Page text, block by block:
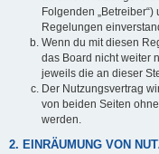
Folgenden
Regelungen
Wenn du mit diesen
das Board nicht weiter
jeweils die an dieser
Der Nutzungsvertrag
von beiden Seiten
werden.
2. EINRÄUMUNG VON